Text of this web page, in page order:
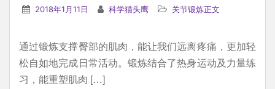
2018年1月11日 科学猫头鹰 关节锻炼正文
通过锻炼支撑臀部的肌肉，能让我们远离疼痛，更加轻
松自如地完成日常活动。锻炼结合了热身运动及力量练
习，能重塑肌肉 […]